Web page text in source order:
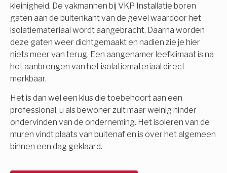
kleinigheid. De vakmannen bij VKP Installatie boren
gaten aan de buitenkant van de gevel waardoor het
isolatiemateriaal wordt aangebracht. Daarna worden
deze gaten weer dichtgemaakt en nadien zie je hier
niets meer van terug. Een aangenamer leefklimaat is na
het aanbrengen van het isolatiemateriaal direct
merkbaar.
Het is dan wel een klus die toebehoort aan een
professional, u als bewoner zult maar weinig hinder
ondervinden van de onderneming. Het isoleren van de
muren vindt plaats van buitenaf en is over het algemeen
binnen een dag geklaard.